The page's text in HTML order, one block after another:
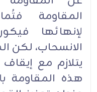
المقاومة
لإنهائها
الانسحاب، لكن
يتلازم مع
هذه المقاومة